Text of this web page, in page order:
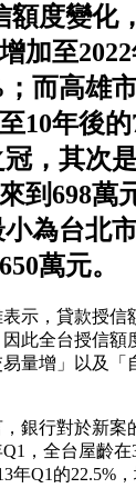
額度變化
加至
而高雄
10年後
，其次
到698萬
為台北
萬元。
示，貸款授信
此全台授信額
易量增」以及
銀行對於新案
，全台屋齡
年Q1的22.5%